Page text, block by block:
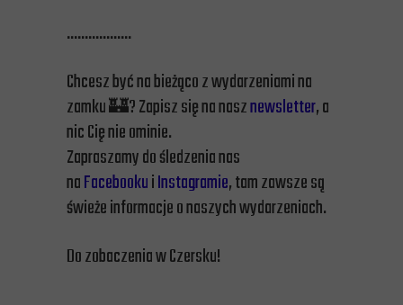
………………
Chcesz być na bieżąco z wydarzeniami na
zamku 🏰? Zapisz się na nasznewsletter, a
nic Cię nie ominie.
Zapraszamy do śledzenia nas
naFacebookuiInstagramie, tam zawsze są
świeże informacje o naszych wydarzeniach.
Do zobaczenia w Czersku!